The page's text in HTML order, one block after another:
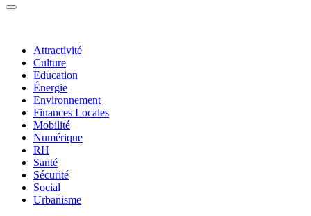
Attractivité
Culture
Education
Énergie
Environnement
Finances Locales
Mobilité
Numérique
RH
Santé
Sécurité
Social
Urbanisme